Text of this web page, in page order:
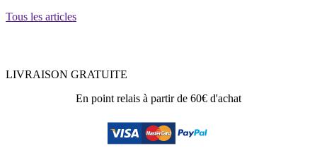
Tous les articles
LIVRAISON GRATUITE
En point relais à partir de 60€ d'achat